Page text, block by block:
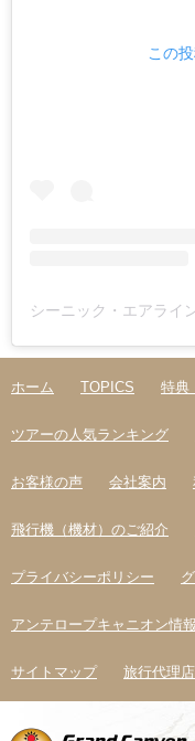
この
ホーム TOPICS 特典
ツアーの人気ランキング
お客様の声 会社案内
飛行機（機材）のご紹介
プライバシーポリシー
アンテロープキャニオン情報
サイトマップ 旅行代理